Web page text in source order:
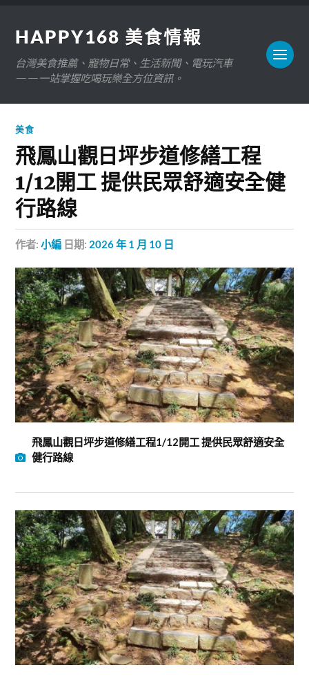
HAPPY168 美食情報
台灣美食推薦、寵物日常、生活新聞、電玩汽車
——一站掌握吃喝玩樂全方位資訊。
美食
飛鳳山觀日坪步道修繕工程
1/12開工 提供民眾舒適安全健
行路線
作者:小編 日期: 2026 年 1 月 10 日
飛鳳山觀日坪步道修繕工程1/12開工 提供民眾舒適安全
健行路線